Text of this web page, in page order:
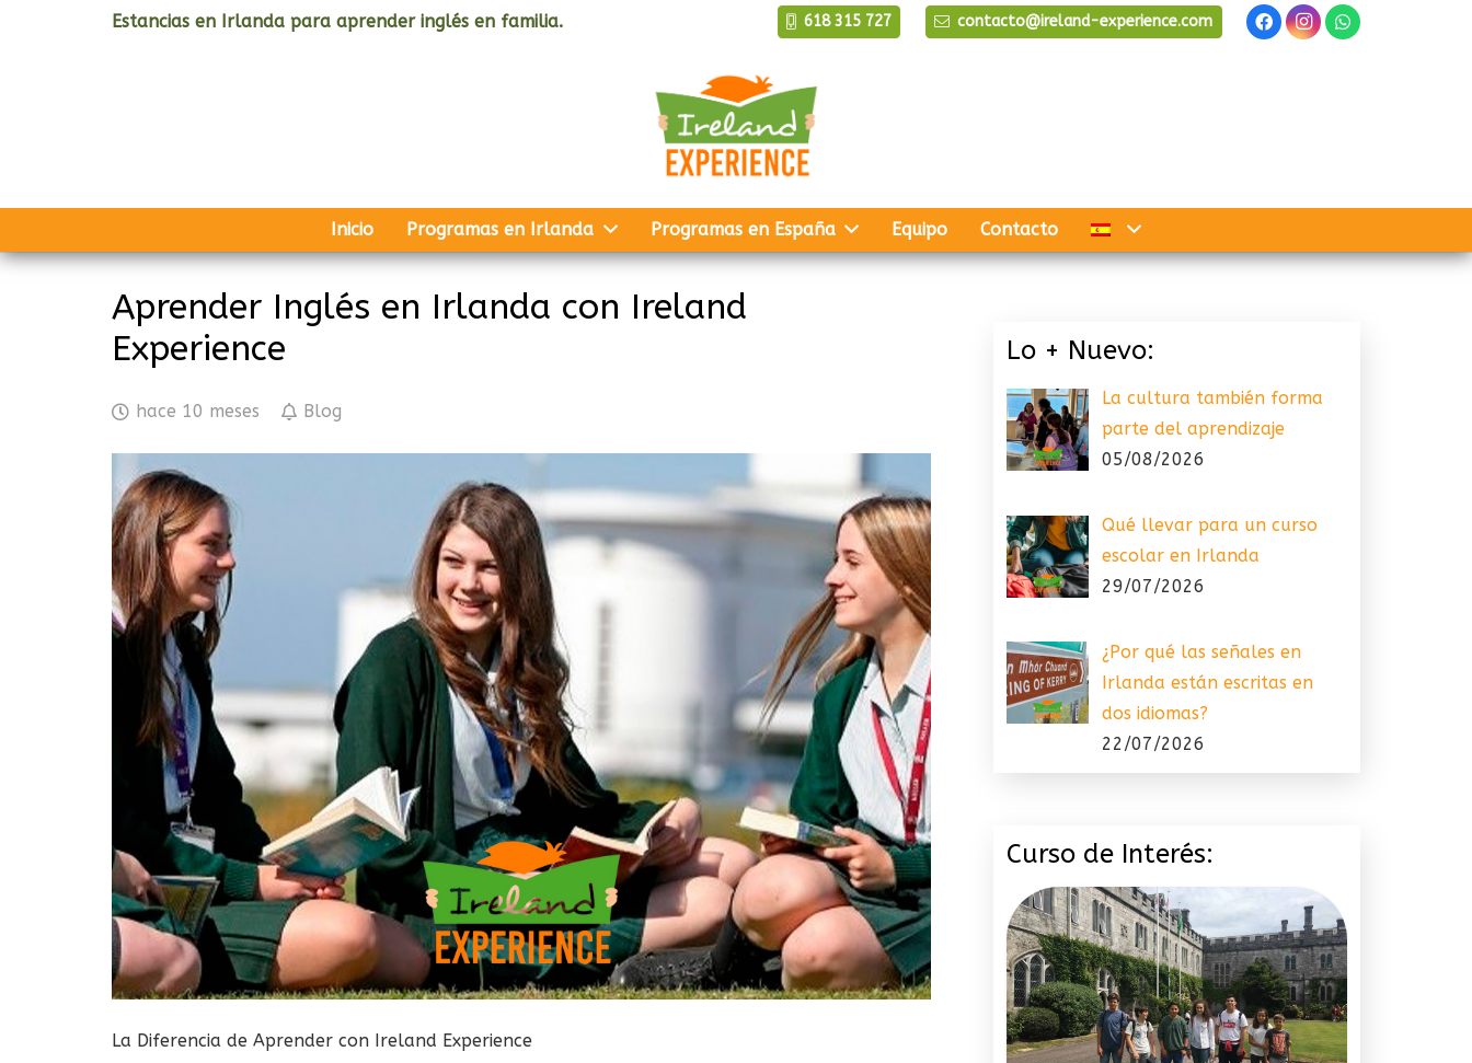
Estancias en Irlanda para aprender inglés en familia. 618 315 727 contacto@ireland-experience.com
Inicio Programas en Irlanda Programas en España Equipo Contacto
Aprender Inglés en Irlanda con Ireland
Experience
hace 10 meses Blog
La Diferencia de Aprender con Ireland Experience
Lo + Nuevo:
La cultura también forma
parte del aprendizaje
05/08/2026
Qué llevar para un curso
escolar en Irlanda
29/07/2026
¿Por qué las señales en
Irlanda están escritas en
dos idiomas?
22/07/2026
Curso de Interés: